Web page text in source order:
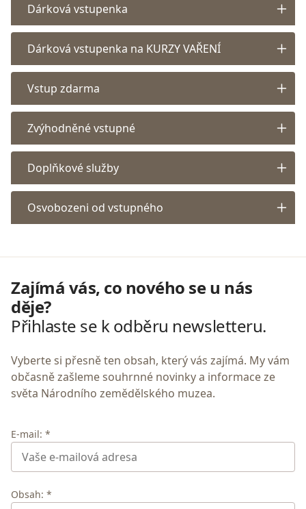
Dárková vstupenka
Dárková vstupenka na KURZY VAŘENÍ
Vstup zdarma
Zvýhodněné vstupné
Doplňkové služby
Osvobozeni od vstupného
Zajímá vás, co nového se u nás
děje?
Přihlaste se k odběru newsletteru.
Vyberte si přesně ten obsah, který vás zajímá. My vám
občasně zašleme souhrnné novinky a informace ze
světa Národního zemědělského muzea.
E-mail: *
Obsah: *